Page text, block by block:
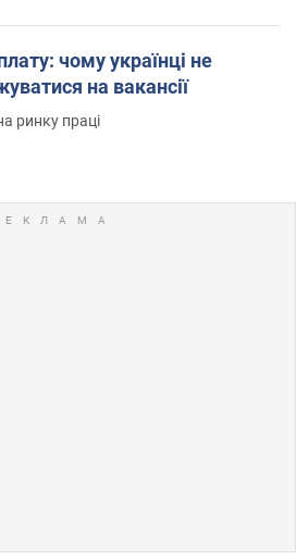
чому українці не
на вакансії
ринку праці